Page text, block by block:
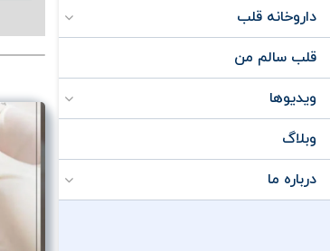
داروخانه قلب
قلب سالم من
ویدیوها
وبلاگ
درباره ما